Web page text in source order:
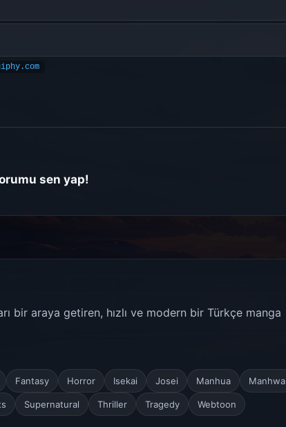
sen yap!
bir araya getiren, hızlı ve modern bir Türkçe manga
Fantasy Horror Isekai Josei Manhua Manhwa
Supernatural Thriller Tragedy Webtoon